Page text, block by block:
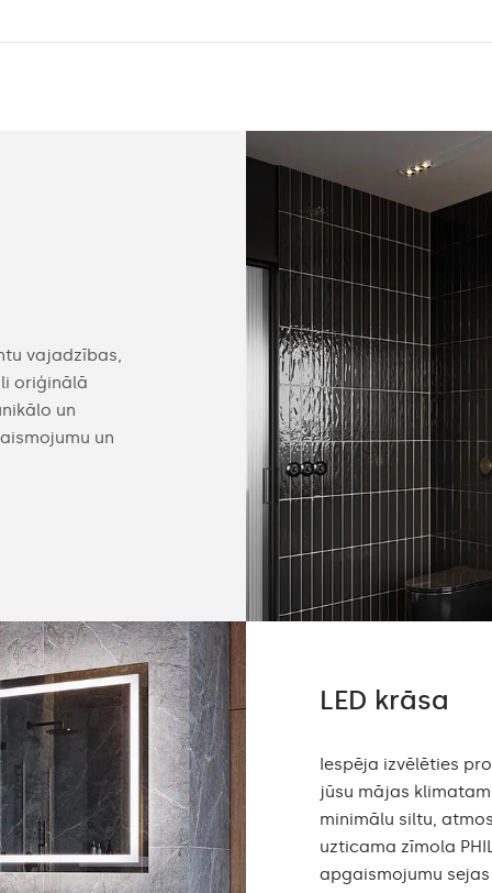
vajadzības,
oriģinālā
un
un
Mūsu spoguli var aprīkot ar praktiskiem
varat atrast noderīgas ierīces, piemēram,
slēdžus, iebūvētas Bluetooth skaļruņus,
vai sildmatraci.Sīkāku informāciju par
LED krāsa
Iespēja izvēlēties
jūsu mājas
minimālu siltu,
uzticama zīmola
apgaismojumu